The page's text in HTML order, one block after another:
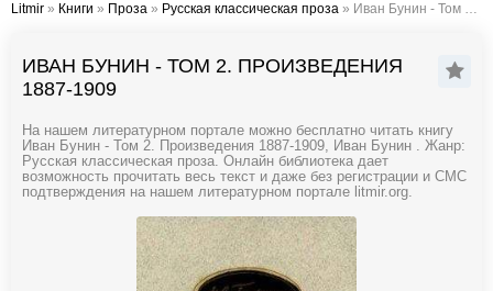
Litmir » Книги » Проза » Русская классическая проза » Иван Бунин - Том 2. Произведения 1887-1909
ИВАН БУНИН - ТОМ 2. ПРОИЗВЕДЕНИЯ
1887-1909
На нашем литературном портале можно бесплатно читать книгу
Иван Бунин - Том 2. Произведения 1887-1909, Иван Бунин . Жанр:
Русская классическая проза. Онлайн библиотека дает
возможность прочитать весь текст и даже без регистрации и СМС
подтверждения на нашем литературном портале litmir.org.